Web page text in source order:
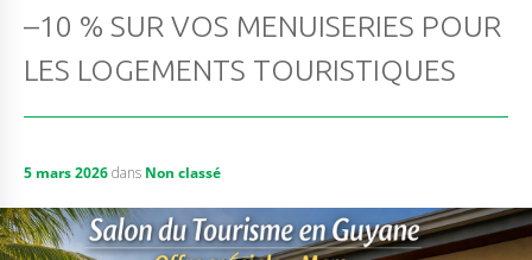
–10 % SUR VOS MENUISERIES POUR
LES LOGEMENTS TOURISTIQUES
5 mars 2026dans Non classé